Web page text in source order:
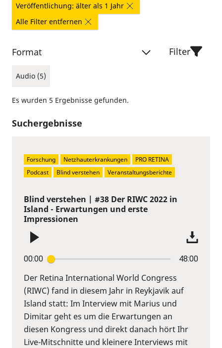
Veröffentlichung: älter als 1 Jahr
Alle Filter entfernen
Format
Audio (5)
Filter
Es wurden 5 Ergebnisse gefunden.
Suchergebnisse
Blind verstehen | #38 Der RIWC 2022 in
Island - Erwartungen und erste
Impressionen
00:00 48:00
Der Retina International World Congress
(RIWC) fand in diesem Jahr in Reykjavik auf
Island statt: Im Interview mit Marius und
Dimitar geht es um die Erwartungen an
diesen Kongress und direkt danach hört Ihr
Live-Mitschnitte und kleinere Interviews mit
Forschung Netzhauterkrankungen
PRO RETINA
Podcast
Blind verstehen Veranstaltungsberichte